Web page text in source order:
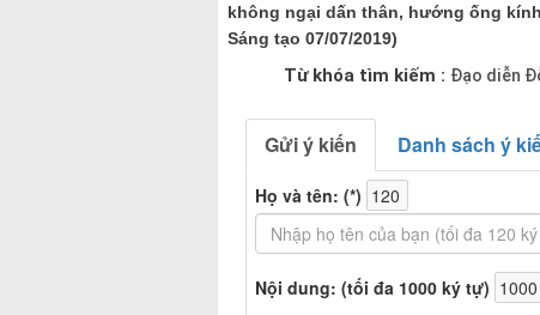
không ngại dấn thân, hướng ống
Sáng tạo 07/07/2019)
Từ khóa tìm kiếm : Đạo diễn